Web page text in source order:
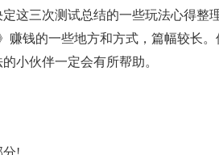
这三次测试总结的一些玩法心得整
赚钱的一些地方和方式，篇幅较长
小伙伴一定会有所帮助。
分!